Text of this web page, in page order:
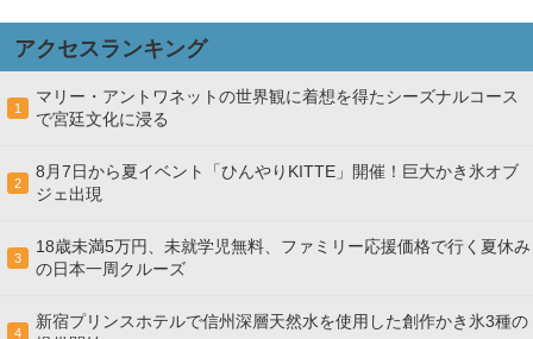
アクセスランキング
1
マリー・アントワネットの世界観に着想を得たシーズナルコース
で宮廷文化に浸る
2
8月7日から夏イベント「ひんやりKITTE」開催！巨大かき氷オブ
ジェ出現
3
18歳未満5万円、未就学児無料、ファミリー応援価格で行く夏休み
の日本一周クルーズ
4
新宿プリンスホテルで信州深層天然水を使用した創作かき氷3種の